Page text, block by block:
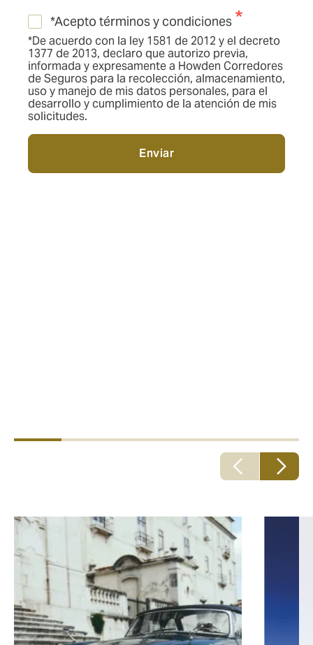
*Acepto términos y condiciones
*De acuerdo con la ley 1581 de 2012 y el decreto
1377 de 2013, declaro que autorizo previa,
informada y expresamente a Howden Corredores
de Seguros para la recolección, almacenamiento,
uso y manejo de mis datos personales, para el
desarrollo y cumplimiento de la atención de mis
solicitudes.
Enviar